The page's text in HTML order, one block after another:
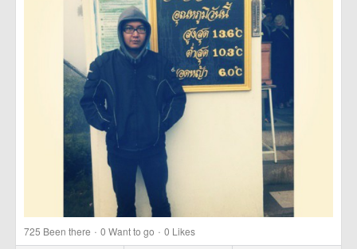
725 Been there · 0 Want to go · 0 Likes